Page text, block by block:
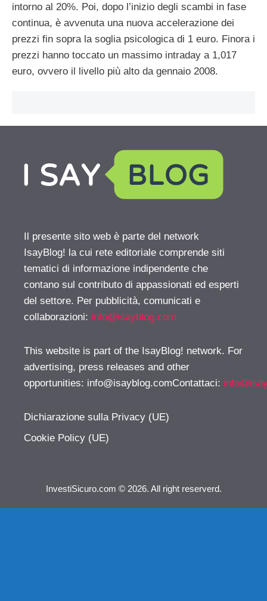
intorno al 20%. Poi, dopo l’inizio degli scambi in fase
continua, è avvenuta una nuova accelerazione dei
prezzi fin sopra la soglia psicologica di 1 euro. Finora i
prezzi hanno toccato un massimo intraday a 1,017
euro, ovvero il livello più alto da gennaio 2008.
Il presente sito web è parte del network
IsayBlog! la cui rete editoriale comprende siti
tematici di informazione indipendente che
contano sul contributo di appassionati ed esperti
del settore. Per pubblicità, comunicati e
collaborazioni: info@isayblog.com
This website is part of the IsayBlog! network. For
advertising, press releases and other
opportunities: info@isayblog.comContattaci:
Dichiarazione sulla Privacy (UE)
Cookie Policy (UE)
InvestiSicuro.com © 2026. All right reserverd.